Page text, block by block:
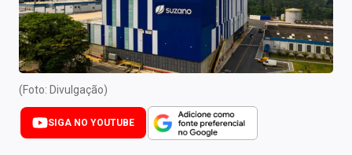
Comprar ou vender?
Carteiras Recomendadas
Central de Dividendos
Central de Fundos Imobiliários
(Foto: Divulgação)
SIGA NO YOUTUBE